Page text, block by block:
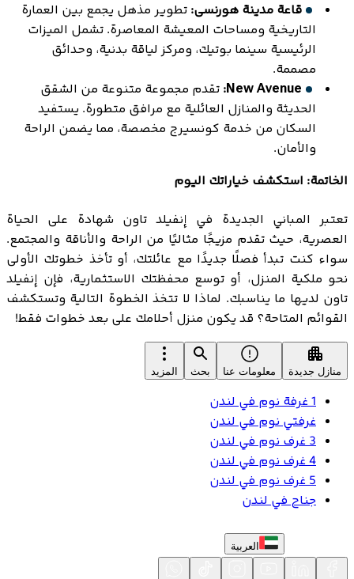
قاعة مدينة هورنسى: تطوير مذهل يجمع بين العمارة
التاريخية ومساحات المعيشة المعاصرة. تشمل الميزات
الرئيسية سينما بوتيك، ومركز لياقة بدنية، وحدائق
مصممة.
New Avenue: تقدم مجموعة متنوعة من الشقق
الحديثة والمنازل العائلية مع مرافق متطورة. يستفيد
السكان من خدمة كونسيرج مخصصة، مما يضمن الراحة
والأمان.
الخاتمة: استكشف خياراتك اليوم
تعتبر المباني الجديدة في إنفيلد تاون شهادة على الحياة
العصرية، حيث تقدم مزيجًا مثاليًا من الراحة والأناقة والمجتمع.
سواء كنت تبدأ فصلًا جديدًا مع عائلتك، أو تأخذ خطوتك الأولى
نحو ملكية المنزل، أو توسع محفظتك الاستثمارية، فإن إنفيلد
تاون لديها ما يناسبك. لماذا لا تتخذ الخطوة التالية وتستكشف
القوائم المتاحة؟ قد يكون منزل أحلامك على بعد خطوات فقط!
منازل جديدة معلومات عنا بحث المزيد
1 غرفة نوم في لندن
غرفتي نوم في لندن
3 غرف نوم في لندن
4 غرف نوم في لندن
5 غرف نوم في لندن
جناح في لندن
العربية